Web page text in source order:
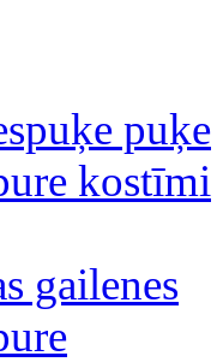
puķe
kostīmi
gailenes